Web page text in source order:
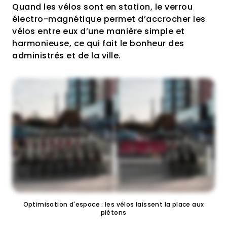
Quand les vélos sont en station, le verrou
électro-magnétique permet d’accrocher les
vélos entre eux d’une manière simple et
harmonieuse, ce qui fait le bonheur des
administrés et de la ville.
Optimisation d'espace : les vélos laissent la place aux
piétons